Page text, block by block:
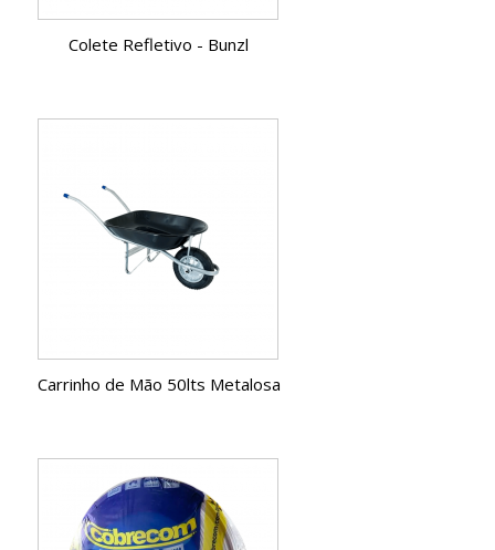
Colete Refletivo - Bunzl
Carrinho de Mão 50lts Metalosa